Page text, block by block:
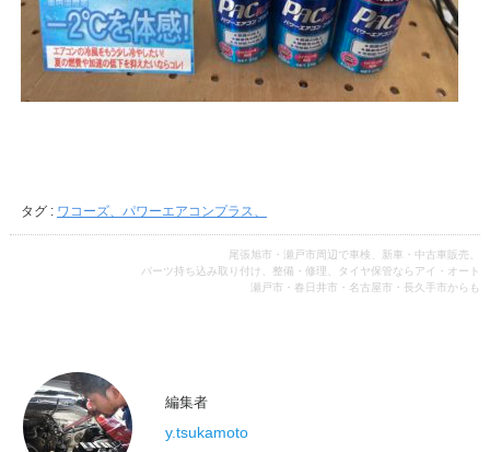
鈴鹿市 常滑市,名古屋市西区,愛知県西加
三重県員弁郡 静岡県三島市 ,名古屋
タグ : ワコーズ、パワーエアコンプラス、
尾張旭市・瀬戸市周辺で車検、新車・中古車販売、
パーツ持ち込み取り付け、整備・修理、タイヤ保管ならアイ・オート
瀬戸市・春日井市・名古屋市・長久手市からも
編集者
y.tsukamoto